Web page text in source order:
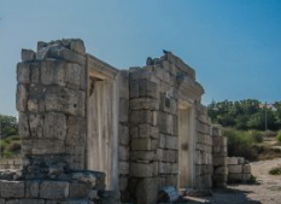
викрадені з фондів об’єкту
«Херсонеса Таврійського».
Візантії», але експерти та
це лише […]